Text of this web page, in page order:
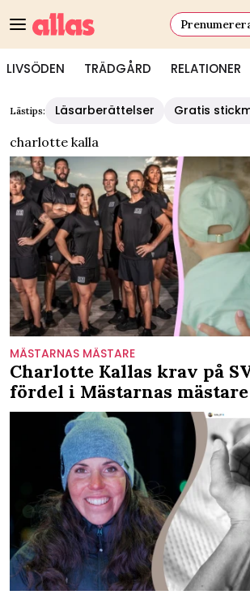
LIVSÖDEN TRÄDGÅRD RELATIONER
Lästips: Läsarberättelser Gratis
charlotte kalla
MÄSTARNAS MÄSTARE
Charlotte Kallas krav på
fördel i Mästarnas mästare